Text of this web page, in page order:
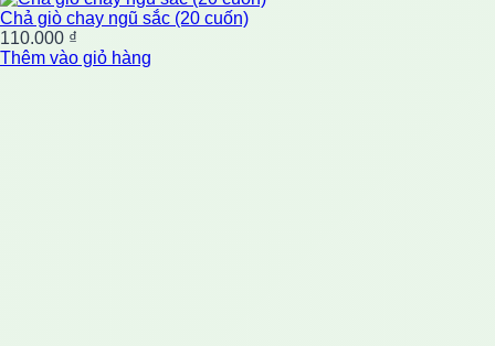
Chả giò chay ngũ sắc (20 cuốn)
110.000 ₫
Thêm vào giỏ hàng